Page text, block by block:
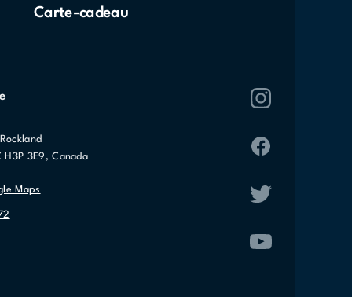
Carte-cadeau
H3P 3E9, Canada
Maps